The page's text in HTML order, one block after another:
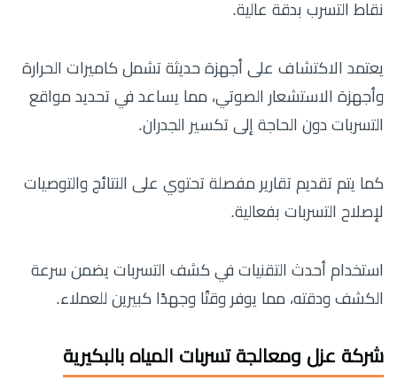
نقاط التسرب بدقة عالية.
يعتمد الاكتشاف على أجهزة حديثة تشمل كاميرات الحرارة
وأجهزة الاستشعار الصوتي، مما يساعد في تحديد مواقع
التسربات دون الحاجة إلى تكسير الجدران.
كما يتم تقديم تقارير مفصلة تحتوي على النتائج والتوصيات
لإصلاح التسربات بفعالية.
استخدام أحدث التقنيات في كشف التسربات يضمن سرعة
الكشف ودقته، مما يوفر وقتًا وجهدًا كبيرين للعملاء.
شركة عزل ومعالجة تسربات المياه بالبكيرية